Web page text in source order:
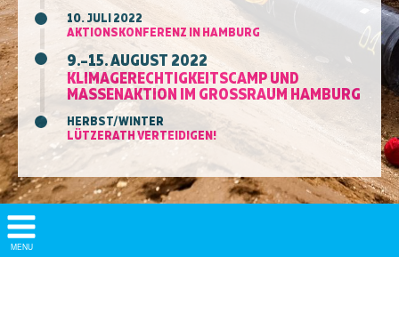
10. JULI 2022
AKTIONSKONFERENZ IN HAMBURG
9.–15. AUGUST 2022
KLIMAGERECHTIGKEITSCAMP UND
MASSENAKTION IM GROSSRAUM HAMBURG
HERBST/WINTER
LÜTZERATH VERTEIDIGEN!
Show/
Hide
MENU